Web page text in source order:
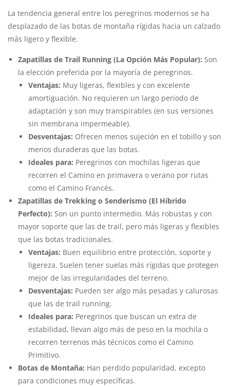
La tendencia general entre los peregrinos modernos se ha
desplazado de las botas de montaña rígidas hacia un calzado
más ligero y flexible.
Zapatillas de Trail Running (La Opción Más Popular): Son
la elección preferida por la mayoría de peregrinos.
Ventajas: Muy ligeras, flexibles y con excelente
amortiguación. No requieren un largo periodo de
adaptación y son muy transpirables (en sus versiones
sin membrana impermeable).
Desventajas: Ofrecen menos sujeción en el tobillo y son
menos duraderas que las botas.
Ideales para: Peregrinos con mochilas ligeras que
recorren el Camino en primavera o verano por rutas
como el Camino Francés.
Zapatillas de Trekking o Senderismo (El Híbrido
Perfecto): Son un punto intermedio. Más robustas y con
mayor soporte que las de trail, pero más ligeras y flexibles
que las botas tradicionales.
Ventajas: Buen equilibrio entre protección, soporte y
ligereza. Suelen tener suelas más rígidas que protegen
mejor de las irregularidades del terreno.
Desventajas: Pueden ser algo más pesadas y calurosas
que las de trail running.
Ideales para: Peregrinos que buscan un extra de
estabilidad, llevan algo más de peso en la mochila o
recorren terrenos más técnicos como el Camino
Primitivo.
Botas de Montaña: Han perdido popularidad, excepto
para condiciones muy específicas.